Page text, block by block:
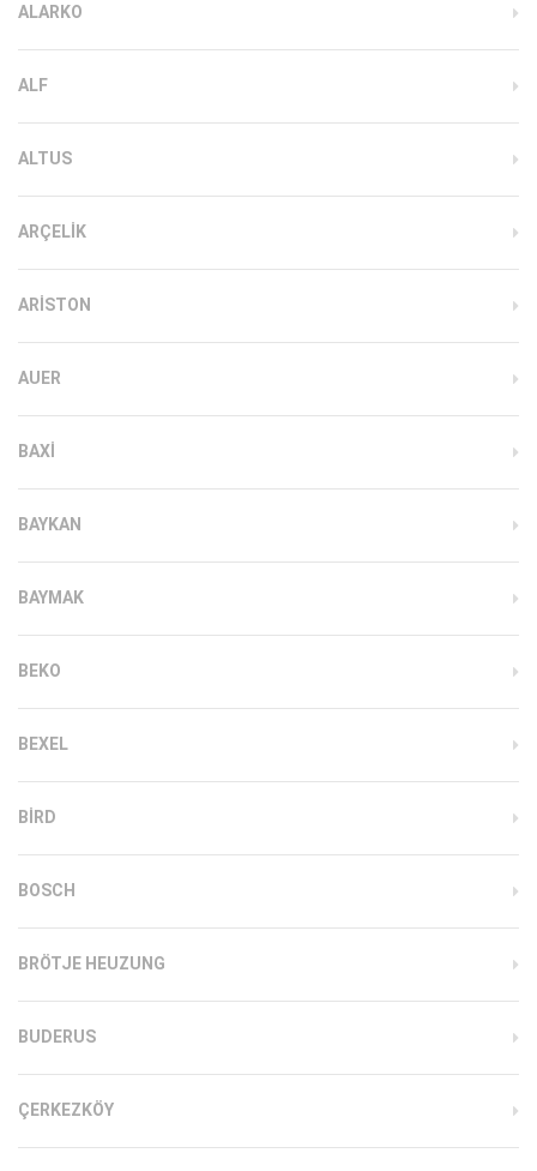
ALARKO
ALF
ALTUS
ARÇELIK
ARISTON
AUER
BAXI
BAYKAN
BAYMAK
BEKO
BEXEL
BIRD
BOSCH
BRÖTJE HEUZUNG
BUDERUS
ÇERKEZKÖY